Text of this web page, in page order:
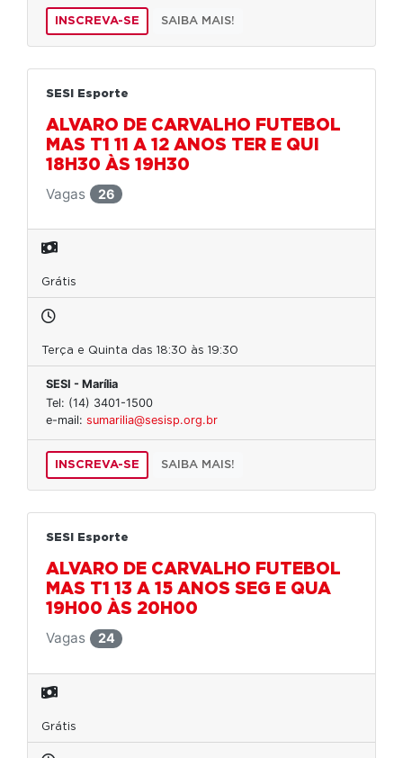
INSCREVA-SE SAIBA MAIS!
SESI Esporte
ALVARO DE CARVALHO FUTEBOL
MAS T1 11 A 12 ANOS TER E QUI
18H30 ÀS 19H30
Vagas
26
Grátis
Terça e Quinta das 18:30 às 19:30
SESI - Marília
Tel: (14) 3401-1500
e-mail: sumarilia@sesisp.org.br
INSCREVA-SE SAIBA MAIS!
SESI Esporte
ALVARO DE CARVALHO FUTEBOL
MAS T1 13 A 15 ANOS SEG E QUA
19H00 ÀS 20H00
Vagas
24
Grátis